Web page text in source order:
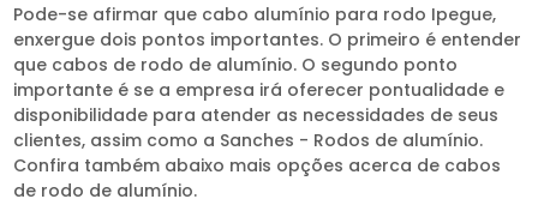
Pode-se afirmar que cabo alumínio para rodo Ipegue,
enxergue dois pontos importantes. O primeiro é entender
que cabos de rodo de alumínio. O segundo ponto
importante é se a empresa irá oferecer pontualidade e
disponibilidade para atender as necessidades de seus
clientes, assim como a Sanches - Rodos de alumínio.
Confira também abaixo mais opções acerca de cabos
de rodo de alumínio.